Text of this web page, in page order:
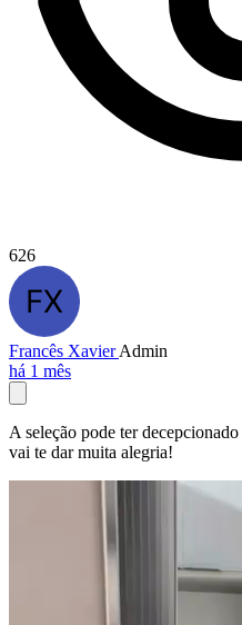
626
Francês XavierAdmin
há 1 mês
A seleção pode ter
vai te dar muita alegria!